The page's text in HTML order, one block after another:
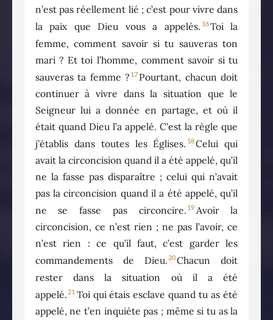
n’est pas réellement lié ; c’est pour vivre dans
la paix que Dieu vous a appelés. 16Toi la
femme, comment savoir si tu sauveras ton
mari ? Et toi l’homme, comment savoir si tu
sauveras ta femme ? 17 Pourtant, chacun doit
continuer à vivre dans la situation que le
Seigneur lui a donnée en partage, et où il
était quand Dieu l’a appelé. C’est la règle que
j’établis dans toutes les Églises. 18Celui qui
avait la circoncision quand il a été appelé, qu’il
ne la fasse pas disparaître ; celui qui n’avait
pas la circoncision quand il a été appelé, qu’il
ne se fasse pas circoncire. 19 Avoir la
circoncision, ce n’est rien ; ne pas l’avoir, ce
n’est rien : ce qu’il faut, c’est garder les
commandements de Dieu.20Chacun doit
rester dans la situation où il a été
appelé.21 Toi qui étais esclave quand tu as été
appelé, ne t’en inquiète pas ; même si tu as la